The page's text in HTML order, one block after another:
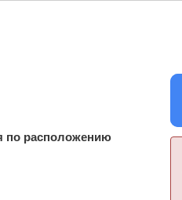
по расположению